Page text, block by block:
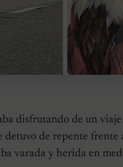
disfrutando de un
de repente frente
varada y herida en